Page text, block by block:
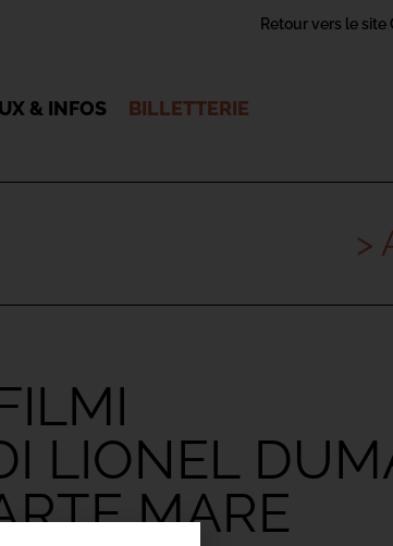
Retour vers le site
& INFOS BILLETTERIE
>
LIONEL
MARE